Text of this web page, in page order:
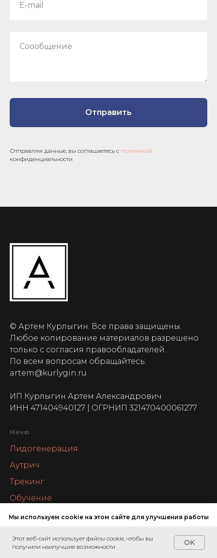
Мы используем cookie на этом сайте для улучшения работы
ОК, ПОНЯТНО
E-mail
Соообщение
Отправить
Отправляя данные, вы соглашаетесь с политикой
конфиденциальности
Этот веб-сайт использует файлы cookie, чтобы вы
получили наилучшие возможности
OK
Напишите мне
© Артем Курлыгин. Все права защищены.
Любое копирование материалов разрешено
только с согласия правообладателей.
По всем вопросам обращайтесь:
artem@kurlygin.ru
ИП Курлыгин Артем Александрович
ИНН 471404940127 | ОГРНИП 321470400061277
Меню
Лидогенерация
Аутрич
Трекинг
Обучение
Партнерам
Блог